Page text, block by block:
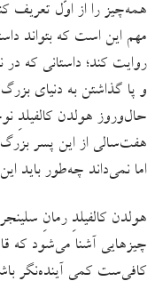
همه‌چیز را از اوّل تعریف
مهم این است که بتواند
روایت کند؛ داستانی که
و پا گذاشتن به دنیای
حال‌وروز هولدن کالفیلدِ
هفت‌سالی از این پسر
اما نمی‌داند چه‌طور باید
هولدن کالفیلدِ رمانِ
چیزهایی آشنا می‌شود که
کافی‌ست کمی آینده‌نگر باشد